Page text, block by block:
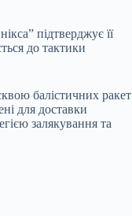
підтверджує її
до тактики
балістичних ракет
для доставки
залякування та